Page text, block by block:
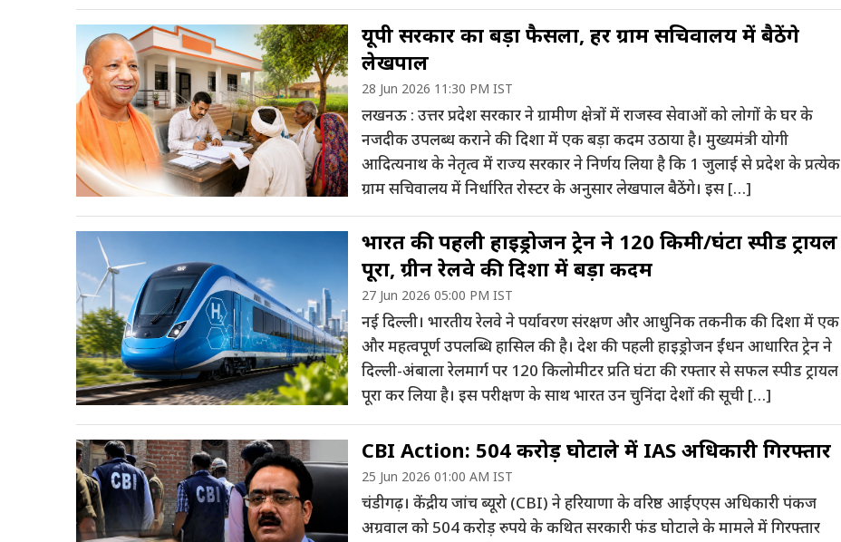
यूपी सरकार का बड़ा फैसला, हर ग्राम सचिवालय में बैठेंगे
लेखपाल
28 Jun 2026 11:30 PM IST
लखनऊ : उत्तर प्रदेश सरकार ने ग्रामीण क्षेत्रों में राजस्व सेवाओं को लोगों के घर के
नजदीक उपलब्ध कराने की दिशा में एक बड़ा कदम उठाया है। मुख्यमंत्री योगी
आदित्यनाथ के नेतृत्व में राज्य सरकार ने निर्णय लिया है कि 1 जुलाई से प्रदेश के प्रत्येक
ग्राम सचिवालय में निर्धारित रोस्टर के अनुसार लेखपाल बैठेंगे। इस […]
भारत की पहली हाइड्रोजन ट्रेन ने 120 किमी/घंटा स्पीड ट्रायल
पूरा, ग्रीन रेलवे की दिशा में बड़ा कदम
27 Jun 2026 05:00 PM IST
नई दिल्ली। भारतीय रेलवे ने पर्यावरण संरक्षण और आधुनिक तकनीक की दिशा में एक
और महत्वपूर्ण उपलब्धि हासिल की है। देश की पहली हाइड्रोजन ईंधन आधारित ट्रेन ने
दिल्ली-अंबाला रेलमार्ग पर 120 किलोमीटर प्रति घंटा की रफ्तार से सफल स्पीड ट्रायल
पूरा कर लिया है। इस परीक्षण के साथ भारत उन चुनिंदा देशों की सूची […]
CBI Action: 504 करोड़ घोटाले में IAS अधिकारी गिरफ्तार
25 Jun 2026 01:00 AM IST
चंडीगढ़। केंद्रीय जांच ब्यूरो (CBI) ने हरियाणा के वरिष्ठ आईएएस अधिकारी पंकज
अग्रवाल को 504 करोड़ रुपये के कथित सरकारी फंड घोटाले के मामले में गिरफ्तार